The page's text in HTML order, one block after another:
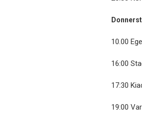
10.00
16:00
17:30
19:00